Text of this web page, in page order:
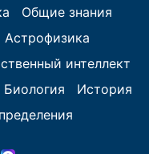
Общие знания
Астрофизика
интеллект
Биология
История